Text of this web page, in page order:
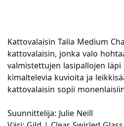
Kattovalaisin Talia Medium
kattovalaisin, jonka valo
valmistettujen lasipallojen
kimaltelevia kuvioita ja
kattovalaisin sopii
Suunnittelija: Julie Neill